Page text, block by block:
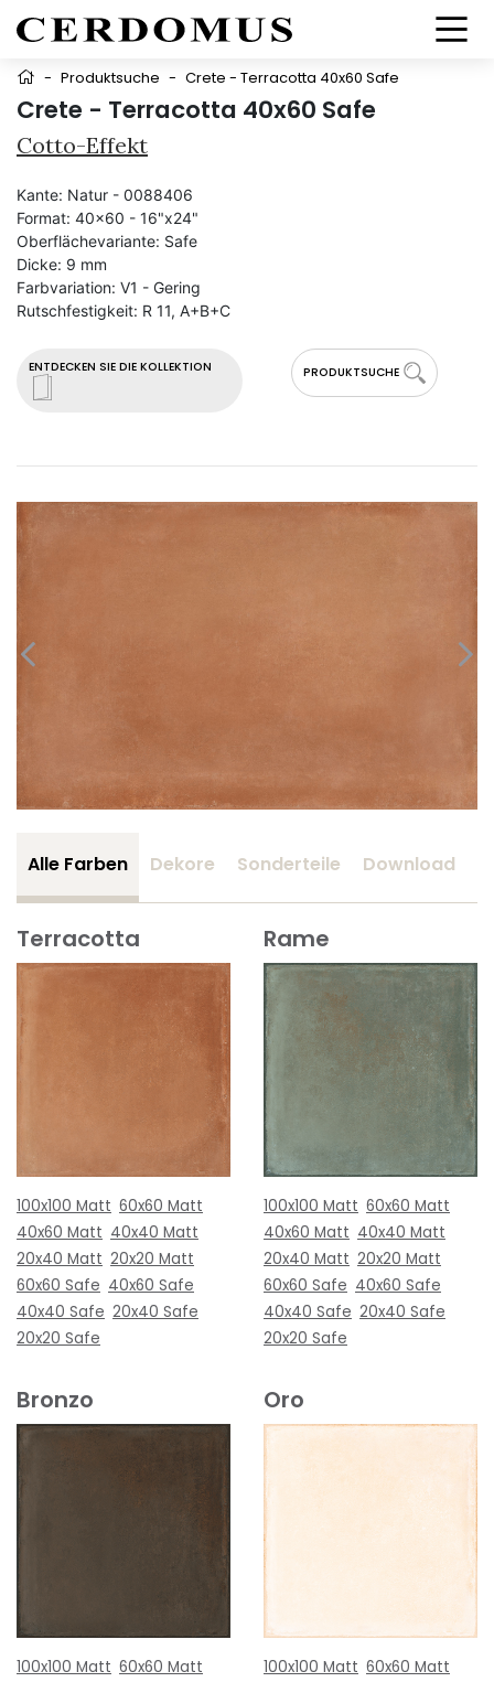
- Produktsuche - Crete - Terracotta 40x60 Safe
Crete - Terracotta 40x60 Safe
Cotto-Effekt
ENTDECKEN SIE DIE KOLLEKTION PRODUKTSUCHE
Kante: Natur - 0088406
Format: 40x60 - 16"x24"
Oberflächevariante: Safe
Dicke: 9 mm
Farbvariation: V1 - Gering
Rutschfestigkeit: R 11, A+B+C
Alle Farben Dekore Sonderteile Download
Terracotta
100x100 Matt 60x60 Matt
40x60 Matt 40x40 Matt
20x40 Matt 20x20 Matt
60x60 Safe 40x60 Safe
40x40 Safe 20x40 Safe
20x20 Safe
Rame
100x100 Matt 60x60 Matt
40x60 Matt 40x40 Matt
20x40 Matt 20x20 Matt
60x60 Safe 40x60 Safe
40x40 Safe 20x40 Safe
20x20 Safe
Bronzo
100x100 Matt 60x60 Matt
Oro
100x100 Matt 60x60 Matt